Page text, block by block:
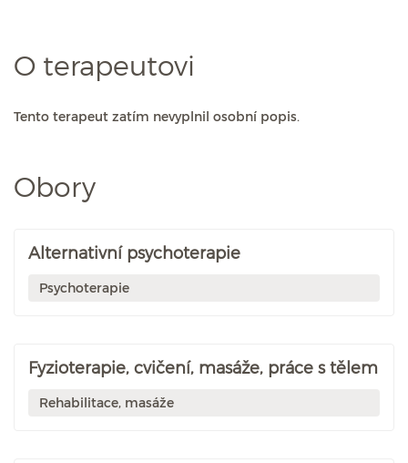
O terapeutovi
Tento terapeut zatím nevyplnil osobní popis.
Obory
Alternativní psychoterapie
Psychoterapie
Fyzioterapie, cvičení, masáže, práce s tělem
Rehabilitace, masáže